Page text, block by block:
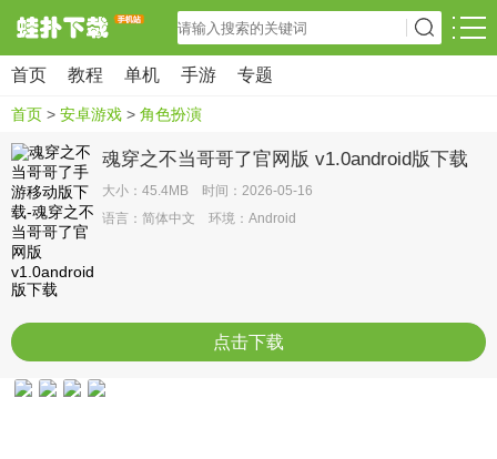
首页 教程 单机 手游 专题
首页 > 安卓游戏 > 角色扮演
魂穿之不当哥哥了官网版 v1.0android版下载
大小：45.4MB 时间：2026-05-16
语言：简体中文 环境：Android
点击下载